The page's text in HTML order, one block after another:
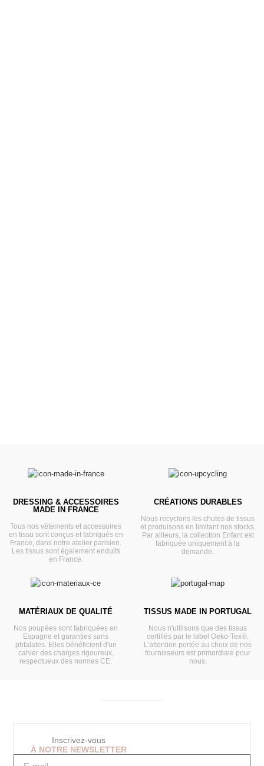
DRESSING & ACCESSOIRES
MADE IN FRANCE
Tous nos vêtements et accessoires
en tissu sont conçus et fabriqués en
France, dans notre atelier parisien.
Les tissus sont également enduits
en France.
CRÉATIONS DURABLES
Nous recyclons les chutes de tissus
et produisons en limitant nos stocks.
Par ailleurs, la collection Enfant est
fabriquée uniquement à la
demande.
MATÉRIAUX DE QUALITÉ
Nos poupées sont fabriquées en
Espagne et garanties sans
phtalates. Elles bénéficient d'un
cahier des charges rigoureux,
respectueux des normes CE.
TISSUS MADE IN PORTUGAL
Nous n'utilisons que des tissus
certifiés par le label Oeko-Tex®.
L'attention portée au choix de nos
fournisseurs est primordiale pour
nous.
Inscrivez-vous
À NOTRE NEWSLETTER